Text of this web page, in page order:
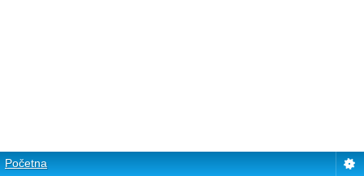
Početna